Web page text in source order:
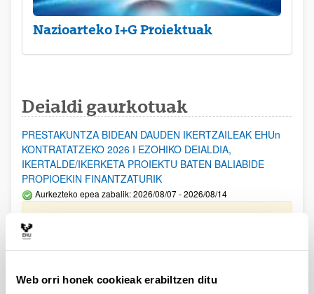
Web orri honek cookieak erabiltzen ditu
Nazioarteko I+G Proiektuak
Deialdi gaurkotuak
PRESTAKUNTZA BIDEAN DAUDEN IKERTZAILEAK EHUn
KONTRATATZEKO 2026 I EZOHIKO DEIALDIA,
IKERTALDE/IKERKETA PROIEKTU BATEN BALIABIDE
PROPIOEKIN FINANTZATURIK
Aurkezteko epea zabalik: 2026/08/07 - 2026/08/14
ESKAERAK AURKEZTEKO EPEA 2026-08-14 ARTE ZABALIK.
UPV/EHUn Azpiegitura Zientifikoa eta Funts Bibliografikoak
Izapide irekia